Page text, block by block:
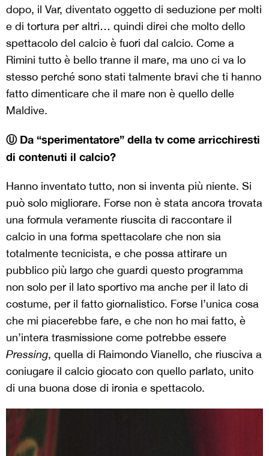
dopo, il Var, diventato oggetto di seduzione per molti
e di tortura per altri… quindi direi che molto dello
spettacolo del calcio è fuori dal calcio. Come a
Rimini tutto è bello tranne il mare, ma uno ci va lo
stesso perché sono stati talmente bravi che ti hanno
fatto dimenticare che il mare non è quello delle
Maldive.
Ⓤ Da “sperimentatore” della tv come arricchiresti
di contenuti il calcio?
Hanno inventato tutto, non si inventa più niente. Si
può solo migliorare. Forse non è stata ancora trovata
una formula veramente riuscita di raccontare il
calcio in una forma spettacolare che non sia
totalmente tecnicista, e che possa attirare un
pubblico più largo che guardi questo programma
non solo per il lato sportivo ma anche per il lato di
costume, per il fatto giornalistico. Forse l’unica cosa
che mi piacerebbe fare, e che non ho mai fatto, è
un’intera trasmissione come potrebbe essere
Pressing, quella di Raimondo Vianello, che riusciva a
coniugare il calcio giocato con quello parlato, unito
di una buona dose di ironia e spettacolo.